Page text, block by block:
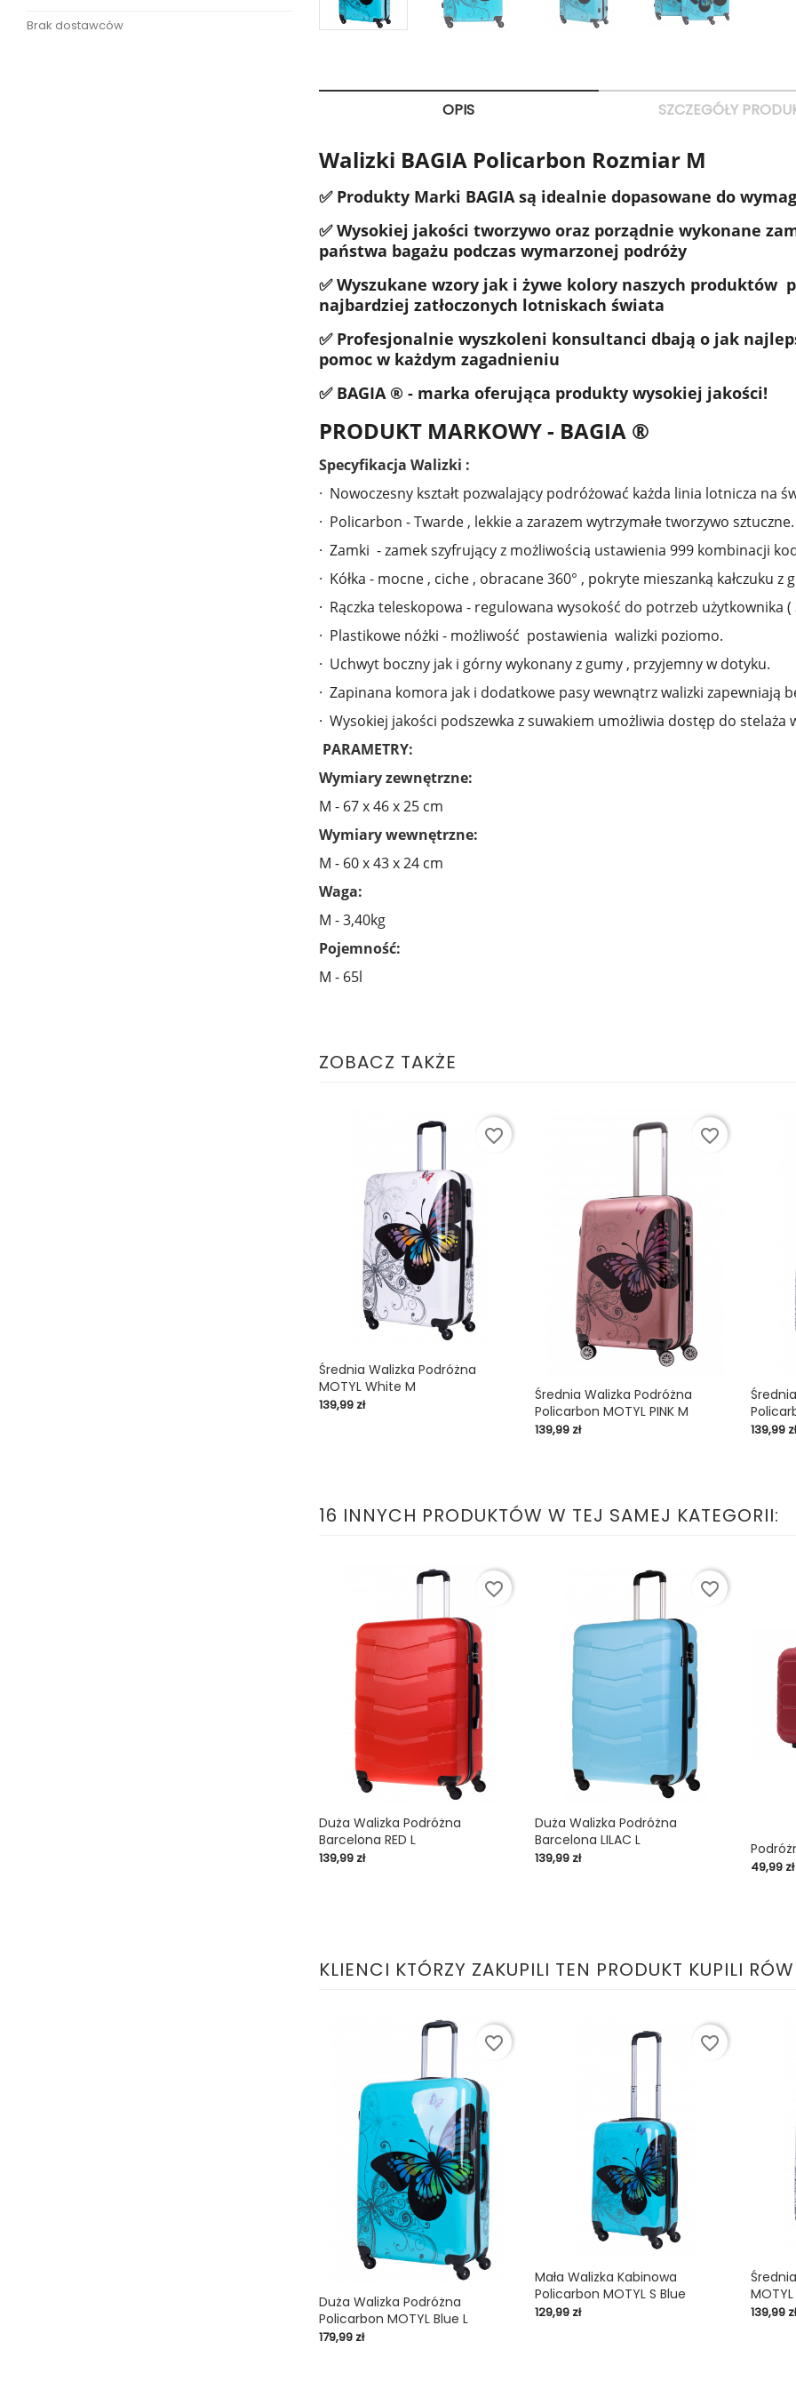
Brak dostawców
OPIS SZCZEGÓŁY
Walizki BAGIA Policarbon Rozmiar M
✅ Produkty Marki BAGIA są idealnie dopasowane do
✅ Wysokiej jakości tworzywo oraz porządnie wykonane
państwa bagażu podczas wymarzonej podróży
✅ Wyszukane wzory jak i żywe kolory naszych produktów
najbardziej zatłoczonych lotniskach świata
✅ Profesjonalnie wyszkoleni konsultanci dbają o jak
pomoc w każdym zagadnieniu
✅ BAGIA ® - marka oferująca produkty wysokiej jakości!
PRODUKT MARKOWY - BAGIA ®
Specyfikacja Walizki :
· Nowoczesny kształt pozwalający podróżować każda linia lotnicza na
· Policarbon - Twarde , lekkie a zarazem wytrzymałe tworzywo sztuczne.
· Zamki - zamek szyfrujący z możliwością ustawienia 999 kombinacji
· Kółka - mocne , ciche , obracane 360° , pokryte mieszanką kałczuku z
· Rączka teleskopowa - regulowana wysokość do potrzeb użytkownika
· Plastikowe nóżki - możliwość postawienia walizki poziomo.
· Uchwyt boczny jak i górny wykonany z gumy , przyjemny w dotyku.
· Zapinana komora jak i dodatkowe pasy wewnątrz walizki zapewniają
· Wysokiej jakości podszewka z suwakiem umożliwia dostęp do stelaża
PARAMETRY:
Wymiary zewnętrzne:
M - 67 x 46 x 25 cm
Wymiary wewnętrzne:
M - 60 x 43 x 24 cm
Waga:
M - 3,40kg
Pojemność:
M - 65l
ZOBACZ TAKŻE
Średnia Walizka Podróżna
MOTYL White M
Cena
139,99 zł
shopping_cart
favorite_border
Średnia Walizka Podróżna
Policarbon MOTYL PINK M
Cena
139,99 zł
shopping_cart
favorite_border
Cena
139,99 zł
shopping_cart
16 INNYCH PRODUKTÓW W TEJ SAMEJ KATEGORII:
Duża Walizka Podróżna
Barcelona RED L
Cena
139,99 zł
shopping_cart
favorite_border
Duża Walizka Podróżna
Barcelona LILAC L
Cena
139,99 zł
shopping_cart
favorite_border
Cena
49,99 zł
shopping_cart
KLIENCI KTÓRZY ZAKUPILI TEN PRODUKT KUPILI
Duża Walizka Podróżna
Policarbon MOTYL Blue L
Cena
179,99 zł
shopping_cart
favorite_border
Mała Walizka Kabinowa
Policarbon MOTYL S Blue
Cena
129,99 zł
shopping_cart
favorite_border
Cena
139,99 zł
shopping_cart